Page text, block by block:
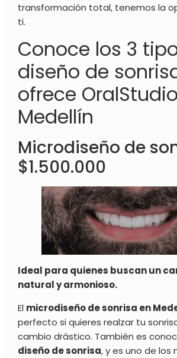
transformación total, tenemos la
ti.
Conoce los 3
diseño de
ofrece
Medellín
Microdiseño de
$1.500.000
Ideal para quienes buscan un
natural y armonioso.
El microdiseño de sonrisa en
perfecto si quieres realzar tu
cambio drástico. También es
diseño de sonrisa, y es uno de los